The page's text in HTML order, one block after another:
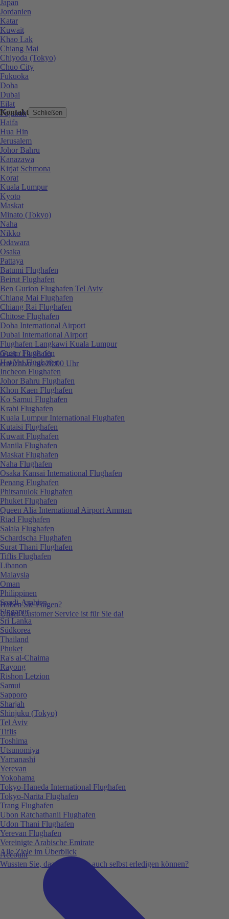
Kontakt Schließen
0848 / 19 96 00
erreichbar bis 20:00 Uhr
Haben Sie Fragen?
Unser Customer Service ist für Sie da!
Account
Wussten Sie, dass Sie vieles auch selbst erledigen können?
Japan
Jordanien
Katar
Kuwait
Khao Lak
Chiang Mai
Chiyoda (Tokyo)
Chuo City
Fukuoka
Doha
Dubai
Eilat
Fujairah
Haifa
Hua Hin
Jerusalem
Johor Bahru
Kanazawa
Kirjat Schmona
Korat
Kuala Lumpur
Kyoto
Maskat
Minato (Tokyo)
Naha
Nikko
Odawara
Osaka
Pattaya
Batumi Flughafen
Beirut Flughafen
Ben Gurion Flughafen Tel Aviv
Chiang Mai Flughafen
Chiang Rai Flughafen
Chitose Flughafen
Doha International Airport
Dubai International Airport
Flughafen Langkawi Kuala Lumpur
Guam Flughafen
Hat Yai Flughafen
Incheon Flughafen
Johor Bahru Flughafen
Khon Kaen Flughafen
Ko Samui Flughafen
Krabi Flughafen
Kuala Lumpur International Flughafen
Kutaisi Flughafen
Kuwait Flughafen
Manila Flughafen
Maskat Flughafen
Naha Flughafen
Osaka Kansai International Flughafen
Penang Flughafen
Phitsanulok Flughafen
Phuket Flughafen
Queen Alia International Airport Amman
Riad Flughafen
Salala Flughafen
Schardscha Flughafen
Surat Thani Flughafen
Tiflis Flughafen
Libanon
Malaysia
Oman
Philippinen
Saudi-Arabien
Singapur
Sri Lanka
Südkorea
Thailand
Phuket
Ra's al-Chaima
Rayong
Rishon Letzion
Samui
Sapporo
Sharjah
Shinjuku (Tokyo)
Tel Aviv
Tiflis
Toshima
Utsunomiya
Yamanashi
Yerevan
Yokohama
Tokyo-Haneda International Flughafen
Tokyo-Narita Flughafen
Trang Flughafen
Ubon Ratchathanii Flughafen
Udon Thani Flughafen
Yerevan Flughafen
Vereinigte Arabische Emirate
Alle Ziele im Überblick